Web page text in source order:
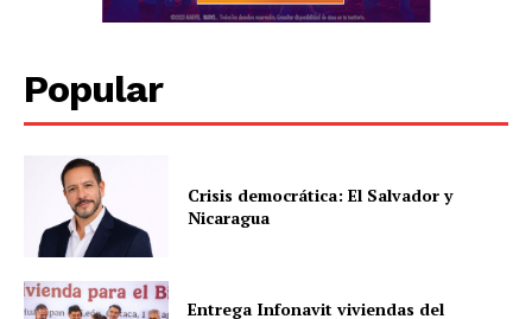
Popular
Crisis democrática: El Salvador y
Nicaragua
Entrega Infonavit viviendas del